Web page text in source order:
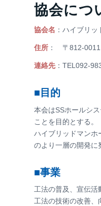
協会につ
協会名 ：ハイブリ
住所 ： 〒812-0011
連絡先 ：TEL092-
■目的
本会はSSホールシ
ことを目的とする。
ハイブリッドマンホ
のより一層の開発に
■事業
工法の普及、宣伝活
工法の技術の改善、